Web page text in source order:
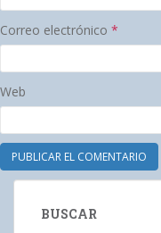
Correo electrónico *
Web
BUSCAR